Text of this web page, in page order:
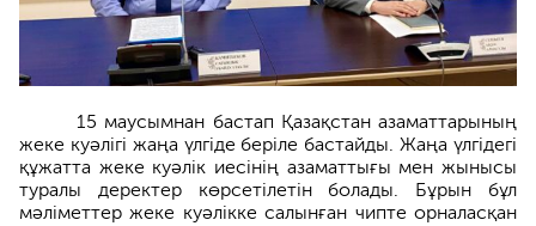
15 маусымнан бастап Қазақстан азаматтарының
жеке куәлігі жаңа үлгіде беріле бастайды. Жаңа үлгідегі
құжатта жеке куәлік иесінің азаматтығы мен жынысы
туралы деректер көрсетілетін болады. Бұрын бұл
мәліметтер жеке куәлікке салынған чипте орналасқан